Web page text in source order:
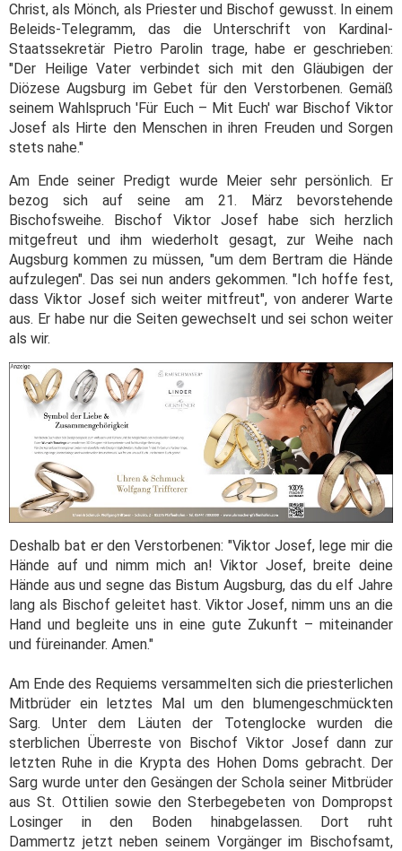
Christ, als Mönch, als Priester und Bischof gewusst. In einem
Beleids-Telegramm, das die Unterschrift von Kardinal-
Staatssekretär Pietro Parolin trage, habe er geschrieben:
"Der Heilige Vater verbindet sich mit den Gläubigen der
Diözese Augsburg im Gebet für den Verstorbenen. Gemäß
seinem Wahlspruch 'Für Euch – Mit Euch' war Bischof Viktor
Josef als Hirte den Menschen in ihren Freuden und Sorgen
stets nahe."
Am Ende seiner Predigt wurde Meier sehr persönlich. Er
bezog sich auf seine am 21. März bevorstehende
Bischofsweihe. Bischof Viktor Josef habe sich herzlich
mitgefreut und ihm wiederholt gesagt, zur Weihe nach
Augsburg kommen zu müssen, "um dem Bertram die Hände
aufzulegen". Das sei nun anders gekommen. "Ich hoffe fest,
dass Viktor Josef sich weiter mitfreut", von anderer Warte
aus. Er habe nur die Seiten gewechselt und sei schon weiter
als wir.
Deshalb bat er den Verstorbenen: "Viktor Josef, lege mir die
Hände auf und nimm mich an! Viktor Josef, breite deine
Hände aus und segne das Bistum Augsburg, das du elf Jahre
lang als Bischof geleitet hast. Viktor Josef, nimm uns an die
Hand und begleite uns in eine gute Zukunft – miteinander
und füreinander. Amen."
Am Ende des Requiems versammelten sich die priesterlichen
Mitbrüder ein letztes Mal um den blumengeschmückten
Sarg. Unter dem Läuten der Totenglocke wurden die
sterblichen Überreste von Bischof Viktor Josef dann zur
letzten Ruhe in die Krypta des Hohen Doms gebracht. Der
Sarg wurde unter den Gesängen der Schola seiner Mitbrüder
aus St. Ottilien sowie den Sterbegebeten von Dompropst
Losinger in den Boden hinabgelassen. Dort ruht
Dammertz jetzt neben seinem Vorgänger im Bischofsamt,